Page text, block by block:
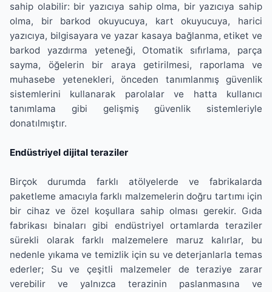
sahip olabilir: bir yazıcıya sahip olma, bir yazıcıya sahip
olma, bir barkod okuyucuya, kart okuyucuya, harici
yazıcıya, bilgisayara ve yazar kasaya bağlanma, etiket ve
barkod yazdırma yeteneği, Otomatik sıfırlama, parça
sayma, öğelerin bir araya getirilmesi, raporlama ve
muhasebe yetenekleri, önceden tanımlanmış güvenlik
sistemlerini kullanarak parolalar ve hatta kullanıcı
tanımlama gibi gelişmiş güvenlik sistemleriyle
donatılmıştır.
Endüstriyel dijital teraziler
Birçok durumda farklı atölyelerde ve fabrikalarda
paketleme amacıyla farklı malzemelerin doğru tartımı için
bir cihaz ve özel koşullara sahip olması gerekir. Gıda
fabrikası binaları gibi endüstriyel ortamlarda teraziler
sürekli olarak farklı malzemelere maruz kalırlar, bu
nedenle yıkama ve temizlik için su ve deterjanlarla temas
ederler; Su ve çeşitli malzemeler de teraziye zarar
verebilir ve yalnızca terazinin paslanmasına ve